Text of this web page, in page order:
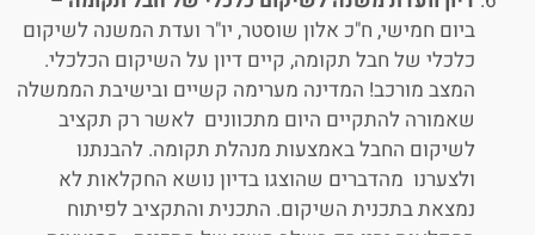
ביום חמישי, ח"כ אלון שוסטר, יו"ר ועדת המשנה לשיקום
כלכלי של חבל תקומה, קיים דיון על השיקום הכלכלי.
המצב מורכב! המדינה מערימה קשיים ובישיבת הממשלה
שאמורה להתקיים היום מתכוונים לאשר רק תקציב
לשיקום החבל באמצעות מנהלת תקומה. להבנתנו
ולצערנו מהדברים שהוצגו בדיון נושא החקלאות לא
נמצאת בתכנית השיקום. התכנית והתקציב לפיתוח